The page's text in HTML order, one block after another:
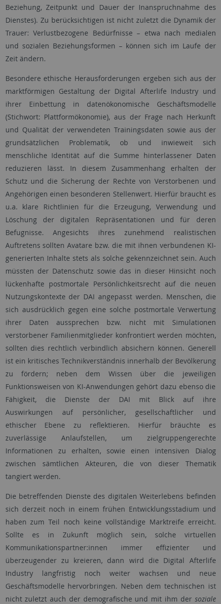
Beziehung, Zeitpunkt und Dauer der Inanspruchnahme des
Dienstes). Zu berücksichtigen ist nicht zuletzt die Dynamik der
Trauer: Verlustbezogene Bedürfnisse – etwa nach medialen
und sozialen Beziehungsformen – können sich im Laufe der
Zeit ändern.
Besondere ethische Herausforderungen ergeben sich aus der
marktförmigen Gestaltung der Digital Afterlife Industry und
ihrer Einbettung in datenökonomische Geschäftsmodelle
(Stichwort: Plattformökonomie), aus der Frage nach Herkunft
und Qualität der verwendeten Trainingsdaten sowie aus der
grundsätzlichen Problematik, ob und inwieweit sich
menschliche Identität auf die Summe hinterlassener Daten
reduzieren lässt. In diesem Zusammenhang erhalten der
Schutz und die Sicherung der Rechte von Verstorbenen und
Angehörigen einen besonderen Stellenwert. Hierfür braucht es
u.a. klare Richtlinien für die Erzeugung, Verwendung und
Löschung der digitalen Repräsentationen und für deren
Befugnisse. Angesichts ihres zunehmend realistischen
Auftretens sollten Avatare bzw. die mit ihnen verbundenen KI-
generierten Inhalte stets als solche gekennzeichnet sein. Auch
müssten der Datenschutz sowie das in dieser Hinsicht noch
lückenhafte postmortale Persönlichkeitsrecht auf die neuen
Nutzungskontexte der DAI angepasst werden. Menschen, die
sich ausdrücklich gegen eine solche postmortale Verwertung
ihrer Daten aussprechen bzw. nicht mit Simulationen
verstorbener Familienmitglieder konfrontiert werden möchten,
sollten dies rechtlich verbindlich absichern können. Generell
ist ein kritisches Technikverständnis innerhalb der Bevölkerung
zu fördern; neben dem Wissen über die jeweiligen
Funktionsweisen von KI-Anwendungen gehört dazu ebenso die
Fähigkeit, die Dienste der DAI mit Blick auf ihre
Auswirkungen auf persönlicher, gesellschaftlicher und
ethischer Ebene zu reflektieren. Hierfür bräuchte es
zuverlässige Anlaufstellen, um zielgruppengerechte
Informationen zu erhalten, sowie einen intensiven Dialog
zwischen sämtlichen Akteuren, die von dieser Thematik
tangiert werden.
Die betreffenden Dienste des digitalen Weiterlebens befinden
sich derzeit noch in einem frühen Entwicklungsstadium und
haben zum Teil noch keine vollständige Marktreife erreicht.
Sollte es in Zukunft möglich sein, solche virtuellen
Kommunikationspartner:innen immer effizienter und
überzeugender zu kreieren, dann wird die Digital Afterlife
Industry langfristig noch weiter wachsen und neue
Geschäftsmodelle hervorbringen. Neben dem technischen ist
nicht zuletzt auch der demografische und mit ihm der soziale